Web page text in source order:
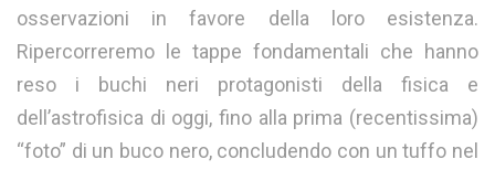
osservazioni in favore della loro esistenza.
Ripercorreremo le tappe fondamentali che hanno
reso i buchi neri protagonisti della fisica e
dell’astrofisica di oggi, fino alla prima (recentissima)
“foto” di un buco nero, concludendo con un tuffo nel